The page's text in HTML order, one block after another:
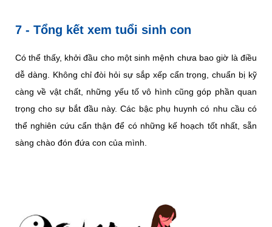
7 - Tổng kết xem tuổi sinh con
Có thể thấy, khởi đầu cho một sinh mệnh chưa bao giờ là điều
dễ dàng. Không chỉ đòi hỏi sự sắp xếp cẩn trọng, chuẩn bị kỹ
càng về vật chất, những yếu tố vô hình cũng góp phần quan
trọng cho sự bắt đầu này. Các bậc phụ huynh có nhu cầu có
thể nghiên cứu cẩn thận để có những kế hoạch tốt nhất, sẵn
sàng chào đón đứa con của mình.